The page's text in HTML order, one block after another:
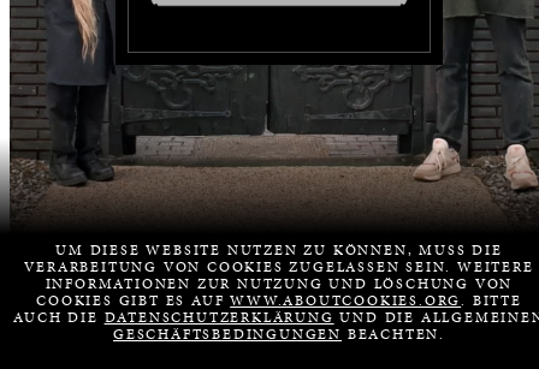
UM DIESE WEBSITE NUTZEN ZU KÖNNEN, MUSS DIE
VERARBEITUNG VON COOKIES ZUGELASSEN SEIN. WEITERE
INFORMATIONEN ZUR NUTZUNG UND LÖSCHUNG VON
COOKIES GIBT ES AUFWWW.ABOUTCOOKIES.ORG. BITTE
AUCH DIE DATENSCHUTZERKLÄRUNG UND DIE
GESCHÄFTSBEDINGUNGEN BEACHTEN.